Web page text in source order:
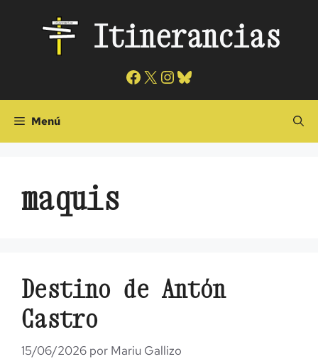
contenido
Itinerancias
Facebook
X Instagram
Bluesky
Menú
maquis
Destino de Antón
Castro
15/06/2026 por Mariu Gallizo